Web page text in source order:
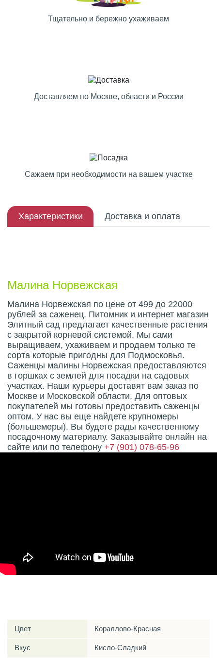
Тщательно и бережно ухаживаем
Доставляем по Москве, области и России
Сажаем при необходимости на вашем участке
Характеристики Доставка и оплата
Малина Норвежская
Малина Норвежская по цене от 499 до 22000
рублей за саженец. Питомник и интернет магазин
Элитный сад предлагает качественные растения
с закрытой корневой системой. Мы сами
выращиваем, ухаживаем и продаем только те
сорта которые пригодны для Подмосковья.
Саженцы малины Норвежская предоставляются
в горшках с землей для посадки на садовых
участках. Наши курьеры доставят вам заказ по
Москве и Московской области. Для оптовых
покупателей мы готовы предоставить саженцы
оптом. У нас вы еще найдете крупномеры
(большемеры). Вы будете рады качественному
посадочному материалу. Заказывайте онлайн на
сайте или по телефону +7 (901) 078-65-96
Цвет Кораллово-Красная
Вкус Кисло-Сладкий